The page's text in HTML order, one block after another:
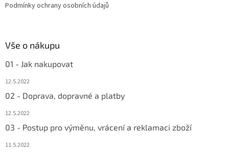
Podmínky ochrany osobních údajů
Vše o nákupu
01 - Jak nakupovat
12.5.2022
02 - Doprava, dopravné a platby
12.5.2022
03 - Postup pro výměnu, vrácení a reklamaci zboží
11.5.2022